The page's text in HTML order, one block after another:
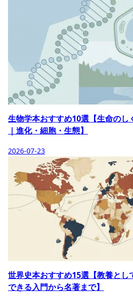
生物学本おすすめ10選【生命のし
｜進化・細胞・生態】
2026-07-23
世界史本おすすめ15選【教養とし
できる入門から名著まで】